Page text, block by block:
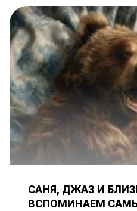
САНЯ, ДЖАЗ И
ВСПОМИНАЕМ